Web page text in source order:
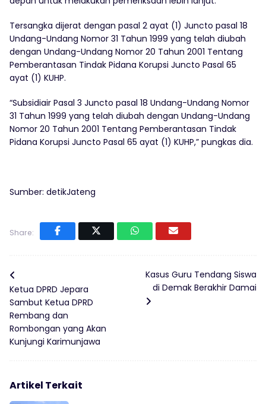
Tersangka dijerat dengan pasal 2 ayat (1) Juncto pasal 18
Undang-Undang Nomor 31 Tahun 1999 yang telah diubah
dengan Undang-Undang Nomor 20 Tahun 2001 Tentang
Pemberantasan Tindak Pidana Korupsi Juncto Pasal 65
ayat (1) KUHP.
“Subsidiair Pasal 3 Juncto pasal 18 Undang-Undang Nomor
31 Tahun 1999 yang telah diubah dengan Undang-Undang
Nomor 20 Tahun 2001 Tentang Pemberantasan Tindak
Pidana Korupsi Juncto Pasal 65 ayat (1) KUHP,” pungkas dia.
Sumber: detikJateng
Share:
Ketua DPRD Jepara
Sambut Ketua DPRD
Rembang dan
Rombongan yang Akan
Kunjungi Karimunjawa
Kasus Guru Tendang Siswa
di Demak Berakhir Damai
Artikel Terkait